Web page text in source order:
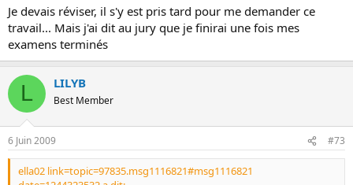
Je devais réviser, il s'y est pris tard pour me demander ce
travail... Mais j'ai dit au jury que je finirai une fois mes
examens terminés
L LILYB
Best Member
6 Juin 2009 #73
ella02 link=topic=97835.msg1116821#msg1116821